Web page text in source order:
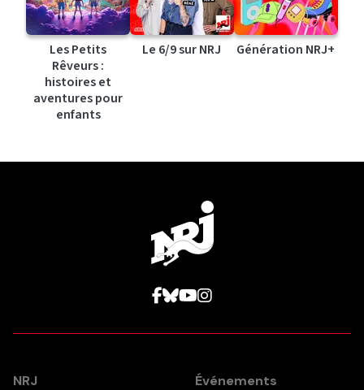
Les Petits
Rêveurs :
histoires et
aventures pour
enfants
Le 6/9 sur NRJ Génération NRJ+
NRJ Événements